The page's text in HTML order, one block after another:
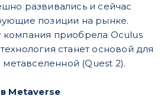
развивались и сейчас
позиции на рынке.
компания приобрела Oculus
станет основой для
(Quest 2).
Metaverse